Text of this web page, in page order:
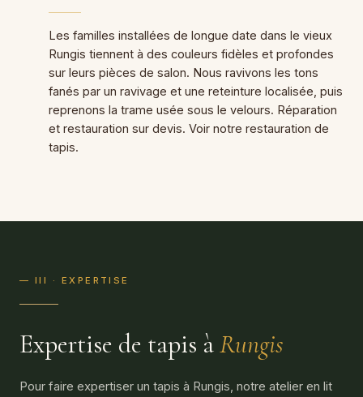
Les familles installées de longue date dans le vieux
Rungis tiennent à des couleurs fidèles et profondes
sur leurs pièces de salon. Nous ravivons les tons
fanés par un ravivage et une reteinture localisée, puis
reprenons la trame usée sous le velours. Réparation
et restauration sur devis. Voir notre restauration de
tapis.
— III · EXPERTISE
Expertise de tapis àRungis
Pour faire expertiser un tapis à Rungis, notre atelier en lit